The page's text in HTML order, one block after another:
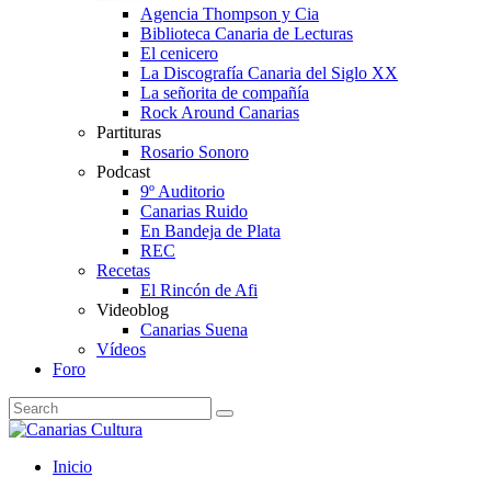
Agencia Thompson y Cia
Biblioteca Canaria de Lecturas
El cenicero
La Discografía Canaria del Siglo XX
La señorita de compañía
Rock Around Canarias
Partituras
Rosario Sonoro
Podcast
9º Auditorio
Canarias Ruido
En Bandeja de Plata
REC
Recetas
El Rincón de Afi
Videoblog
Canarias Suena
Vídeos
Foro
Inicio